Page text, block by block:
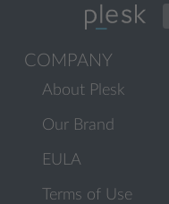
COMPANY
About Plesk
Our Brand
EULA
Terms of Use